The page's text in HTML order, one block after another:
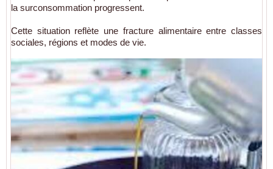
la surconsommation progressent.
Cette situation reflète une fracture alimentaire entre classes
sociales, régions et modes de vie.